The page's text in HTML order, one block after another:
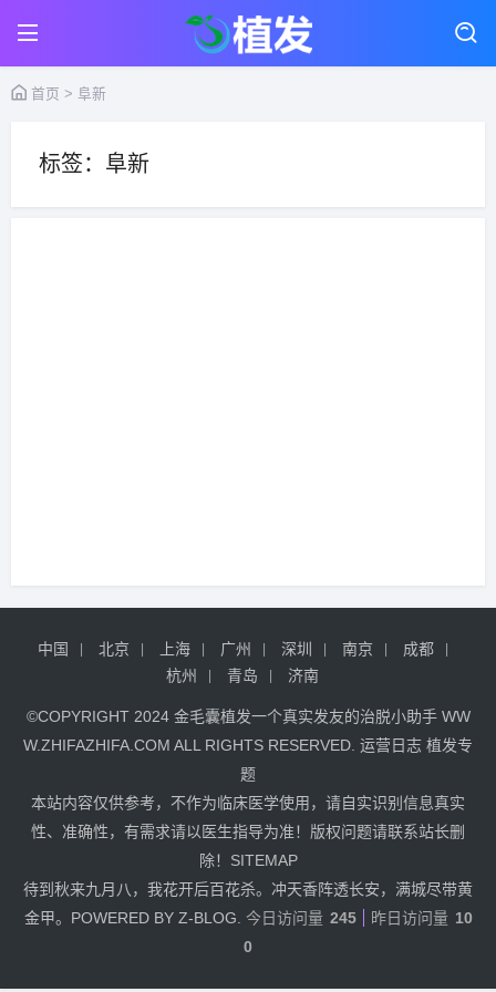
首页 > 阜新
标签：阜新
中国 北京 上海 广州 深圳 南京
成都
杭州
青岛 济南
©COPYRIGHT 2024 金毛囊植发一个真实发友的治脱小助手 WW
W.ZHIFAZHIFA.COM ALL RIGHTS RESERVED. 运营日志 植发专
题
本站内容仅供参考，不作为临床医学使用，请自实识别信息真实
性、准确性，有需求请以医生指导为准！版权问题请联系站长删
除！ SITEMAP
待到秋来九月八，我花开后百花杀。冲天香阵透长安，满城尽带黄
金甲。POWERED BY Z-BLOG. 今日访问量 245 昨日访问量 10
0